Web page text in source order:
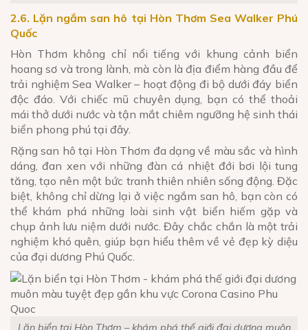
2.6. Lặn ngắm san hô tại Hòn Thơm Sea Walker Phú
Quốc
Hòn Thơm không chỉ nổi tiếng với khung cảnh biển
hoang sơ và trong lành, mà còn là địa điểm hàng đầu để
trải nghiệm Sea Walker – hoạt động đi bộ dưới đáy biển
độc đáo. Với chiếc mũ chuyên dụng, bạn có thể thoải
mái thở dưới nước và tận mắt chiêm ngưỡng hệ sinh thái
biển phong phú tại đây.
Rặng san hô tại Hòn Thơm đa dạng về màu sắc và hình
dáng, đan xen với những đàn cá nhiệt đới bơi lội tung
tăng, tạo nên một bức tranh thiên nhiên sống động. Đặc
biệt, không chỉ dừng lại ở việc ngắm san hô, bạn còn có
thể khám phá những loài sinh vật biển hiếm gặp và
chụp ảnh lưu niệm dưới nước. Đây chắc chắn là một trải
nghiệm khó quên, giúp bạn hiểu thêm về vẻ đẹp kỳ diệu
của đại dương Phú Quốc.
Lặn biển tại Hòn Thơm – khám phá thế giới đại dương muôn